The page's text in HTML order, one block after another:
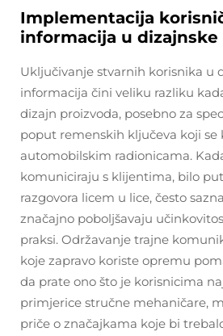
Implementacija
informacija u
Uključivanje stvarnih korisnika u
informacija čini veliku razliku
dizajn proizvoda, posebno za
poput remenskih ključeva koji se
automobilskim radionicama.
komuniciraju s klijentima, bilo
razgovora licem u lice, često
značajno poboljšavaju
praksi. Održavanje trajne
koje zapravo koriste opremu
da prate ono što je korisnicima
primjerice stručne mehaničare,
priče o značajkama koje bi